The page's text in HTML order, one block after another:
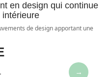
en design qui continue
intérieure
de design apportant une